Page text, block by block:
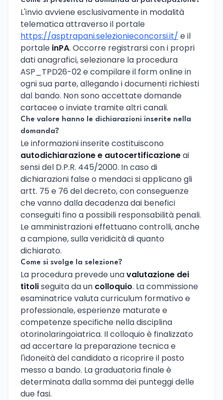
L'invio avviene esclusivamente in modalità
telematica attraverso il portale
https://asptrapani.selezionieconcorsi.it/ e il
portale inPA. Occorre registrarsi con i propri
dati anagrafici, selezionare la procedura
ASP_TPD26-02 e compilare il form online in
ogni sua parte, allegando i documenti richiesti
dal bando. Non sono accettate domande
cartacee o inviate tramite altri canali.
Che valore hanno le dichiarazioni inserite nella
domanda?
Le informazioni inserite costituiscono
autodichiarazione e autocertificazioneai
sensi del D.P.R. 445/2000. In caso di
dichiarazioni false o mendaci si applicano gli
artt. 75 e 76 del decreto, con conseguenze
che vanno dalla decadenza dai benefici
conseguiti fino a possibili responsabilità penali.
Le amministrazioni effettuano controlli, anche
a campione, sulla veridicità di quanto
dichiarato.
Come si svolge la selezione?
La procedura prevede unavalutazione dei
titoliseguita da un colloquio. La commissione
esaminatrice valuta curriculum formativo e
professionale, esperienze maturate e
competenze specifiche nella disciplina
otorinolaringoiatrica. Il colloquio è finalizzato
ad accertare la preparazione tecnica e
l'idoneità del candidato a ricoprire il posto
messo a bando. La graduatoria finale è
determinata dalla somma dei punteggi delle
due fasi.